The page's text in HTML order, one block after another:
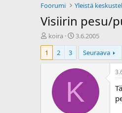
Foorumi
Yleistä
Visiirin pesu/
K
e
k
koira
A
l
i
t
s
p
3.6.2005
1
2 3 Seuraava
K